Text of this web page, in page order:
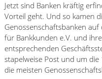
Jetzt sind Banken kräftig
Vorteil geht. Und so kamen
Genossenschaftsbanken
für Bankkunden e.V. und
entsprechenden
stapelweise Post und um
die meisten